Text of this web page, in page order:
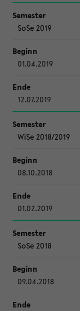
SoSe 2019
01.04.2019
12.07.2019
WiSe 2018/2019
08.10.2018
01.02.2019
SoSe 2018
09.04.2018